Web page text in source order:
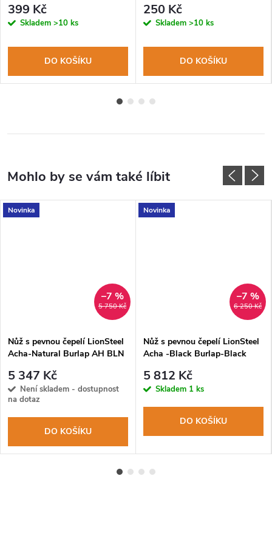
399 Kč
Skladem >10 ks
DO KOŠÍKU
250 Kč
Skladem >10 ks
DO KOŠÍKU
Novinka
5 750 Kč
–7 %
Nůž s pevnou čepelí LionSteel
Acha-Natural Burlap AH BLN
pouzdro
5 347 Kč
Není skladem - dostupnost
na dotaz
DO KOŠÍKU
Novinka
6 250 Kč
–7 %
Nůž s pevnou čepelí LionSteel
Acha -Black Burlap-Black
black, rukojeť micarta,
pouzdro
5 812 Kč
Skladem 1 ks
DO KOŠÍKU